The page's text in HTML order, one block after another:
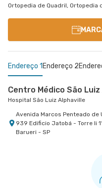
Endereço 1 Endereço 2
Centro Médico São
Hospital São Luiz Alphaville
Avenida Marcos Penteado de
939 Edificio Jatobá - Torre Ii
Barueri - SP
Avenida Corifeu de Azevedo
Rua Tingoassuiba nr. 30 - Vila